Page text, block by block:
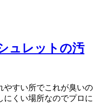
ュレットの汚
やすい所でこれが臭いの
にくい場所なのでプロに